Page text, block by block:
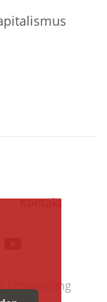
Kontakt
Erneuerung